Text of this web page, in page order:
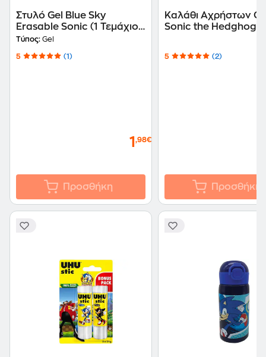
Στυλό Gel Blue Sky
Erasable Sonic (1 Τεμάχιο)
0.7 mm
Τύπος: Gel
5 (1)
1 ,98€
Προσθήκη
Καλάθι Αχρήστων
Sonic the Hedghog 3
5 (2)
Προσθήκη